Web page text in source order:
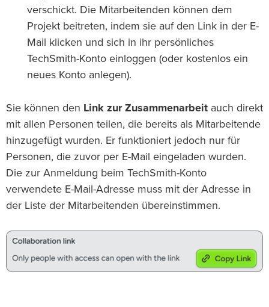
verschickt. Die Mitarbeitenden können dem
Projekt beitreten, indem sie auf den Link in der E-
Mail klicken und sich in ihr persönliches
TechSmith-Konto einloggen (oder kostenlos ein
neues Konto anlegen).
Sie können den Link zur Zusammenarbeit auch direkt
mit allen Personen teilen, die bereits als Mitarbeitende
hinzugefügt wurden. Er funktioniert jedoch nur für
Personen, die zuvor per E-Mail eingeladen wurden.
Die zur Anmeldung beim TechSmith-Konto
verwendete E-Mail-Adresse muss mit der Adresse in
der Liste der Mitarbeitenden übereinstimmen.